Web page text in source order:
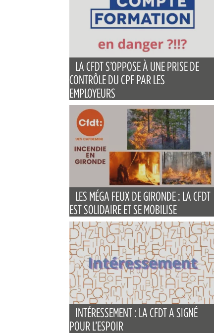
LA CFDT S’OPPOSE À UNE PRISE DE
CONTRÔLE DU CPF PAR LES
EMPLOYEURS
LES MÉGA FEUX DE GIRONDE : LA CFDT
EST SOLIDAIRE ET SE MOBILISE
INTÉRESSEMENT : LA CFDT A SIGNÉ
POUR L’ESPOIR